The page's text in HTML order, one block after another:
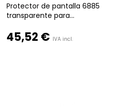
Protector de pantalla 6885
transparente para...
45,52 € IVA incl.